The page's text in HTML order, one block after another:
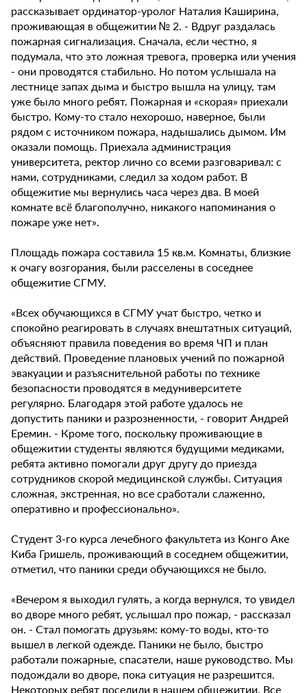
рассказывает ординатор-уролог Наталия Каширина,
проживающая в общежитии № 2. - Вдруг раздалась
пожарная сигнализация. Сначала, если честно, я
подумала, что это ложная тревога, проверка или учения
- они проводятся стабильно. Но потом услышала на
лестнице запах дыма и быстро вышла на улицу, там
уже было много ребят. Пожарная и «скорая» приехали
быстро. Кому-то стало нехорошо, наверное, были
рядом с источником пожара, надышались дымом. Им
оказали помощь. Приехала администрация
университета, ректор лично со всеми разговаривал: с
нами, сотрудниками, следил за ходом работ. В
общежитие мы вернулись часа через два. В моей
комнате всё благополучно, никакого напоминания о
пожаре уже нет».
Площадь пожара составила 15 кв.м. Комнаты, близкие
к очагу возгорания, были расселены в соседнее
общежитие СГМУ.
«Всех обучающихся в СГМУ учат быстро, четко и
спокойно реагировать в случаях внештатных ситуаций,
объясняют правила поведения во время ЧП и план
действий. Проведение плановых учений по пожарной
эвакуации и разъяснительной работы по технике
безопасности проводятся в медуниверситете
регулярно. Благодаря этой работе удалось не
допустить паники и разрозненности, - говорит Андрей
Еремин. - Кроме того, поскольку проживающие в
общежитии студенты являются будущими медиками,
ребята активно помогали друг другу до приезда
сотрудников скорой медицинской службы. Ситуация
сложная, экстренная, но все сработали слаженно,
оперативно и профессионально».
Студент 3-го курса лечебного факультета из Конго Аке
Киба Гришель, проживающий в соседнем общежитии,
отметил, что паники среди обучающихся не было.
«Вечером я выходил гулять, а когда вернулся, то увидел
во дворе много ребят, услышал про пожар, - рассказал
он. - Стал помогать друзьям: кому-то воды, кто-то
вышел в легкой одежде. Паники не было, быстро
работали пожарные, спасатели, наше руководство. Мы
подождали во дворе, пока ситуация не разрешится.
Некоторых ребят поселили в нашем общежитии. Все